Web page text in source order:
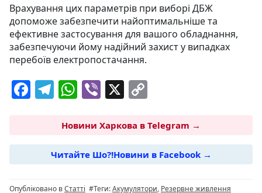
Врахування цих параметрів при виборі ДБЖ
допоможе забезпечити найоптимальніше та
ефективне застосування для вашого обладнання,
забезпечуючи йому надійний захист у випадках
перебоїв електропостачання.
F
e
b
o
T
e
g
ra
m
W
at
s
A
p
Vi
er
X
p
y
Li
n
Новини Харкова в Telegram →
Читайте Шо?!Новини в Facebook →
Опубліковано вСтатті #Теги:Акумулятори, Резервне живлення